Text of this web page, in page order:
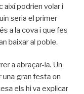
així podrien volar i
seria el primer
a la cova i que fes
baixar al poble.
a abraçar-la. Un
una gran festa on
els hi va explicar